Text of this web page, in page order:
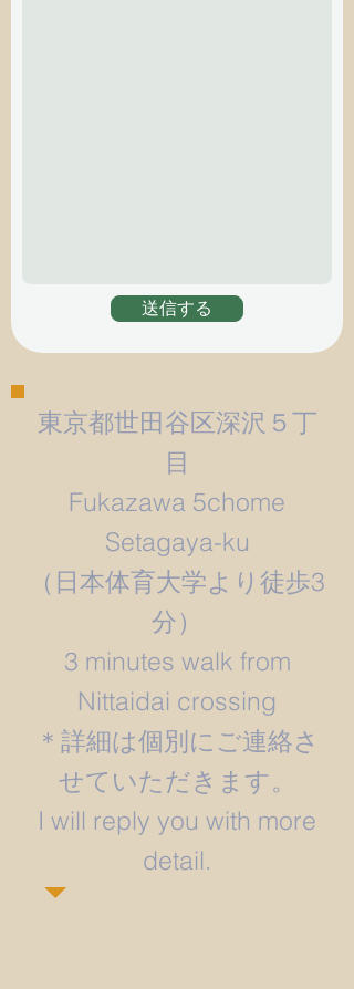
送信する
東京都世田谷区深沢５丁
目
Fukazawa 5chome
Setagaya-ku
​（日本体育大学より徒歩3
分）
3 minutes walk from
Nittaidai crossing
＊詳細は個別にご連絡さ
せていただきます。
​I will reply you with more
detail.